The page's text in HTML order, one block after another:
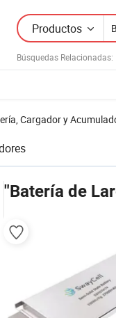
Productos
Búsquedas Relacionadas:
Cargador y
"Batería de